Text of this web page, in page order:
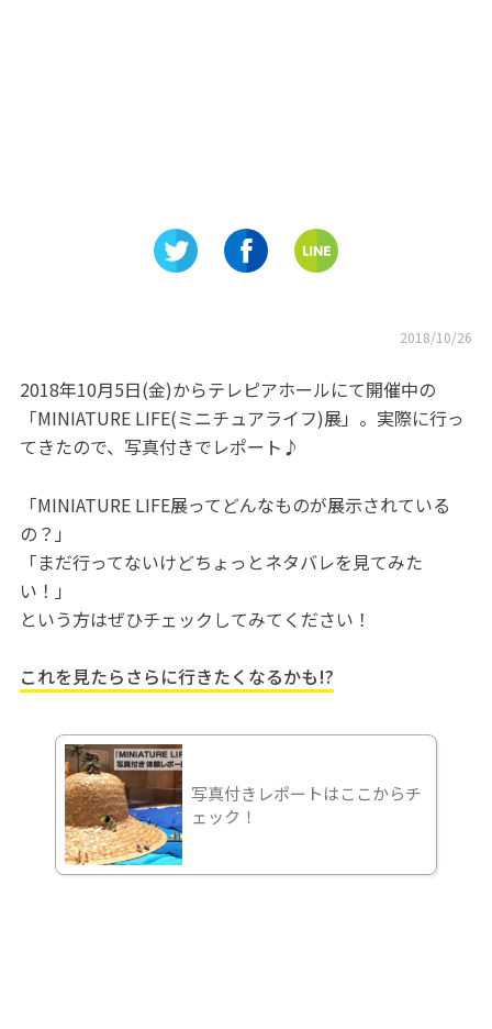
2018/10/26
2018年10月5日(金)からテレピアホールにて開催中の
「MINIATURE LIFE(ミニチュアライフ)展」。実際に行っ
てきたので、写真付きでレポート♪
「MINIATURE LIFE展ってどんなものが展示されている
の？」
「まだ行ってないけどちょっとネタバレを見てみた
い！」
という方はぜひチェックしてみてください！
これを見たらさらに行きたくなるかも!?
写真付きレポートはここからチ
ェック！